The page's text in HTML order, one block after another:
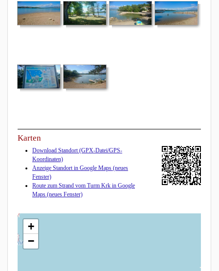
Karten
Download Standort (GPX-Datei/GPS-
Koordinaten)
Anzeige Standort in Google Maps (neues
Fenster)
Route zum Strand vom Turm Krk in Google
Maps (neues Fenster)
+
−